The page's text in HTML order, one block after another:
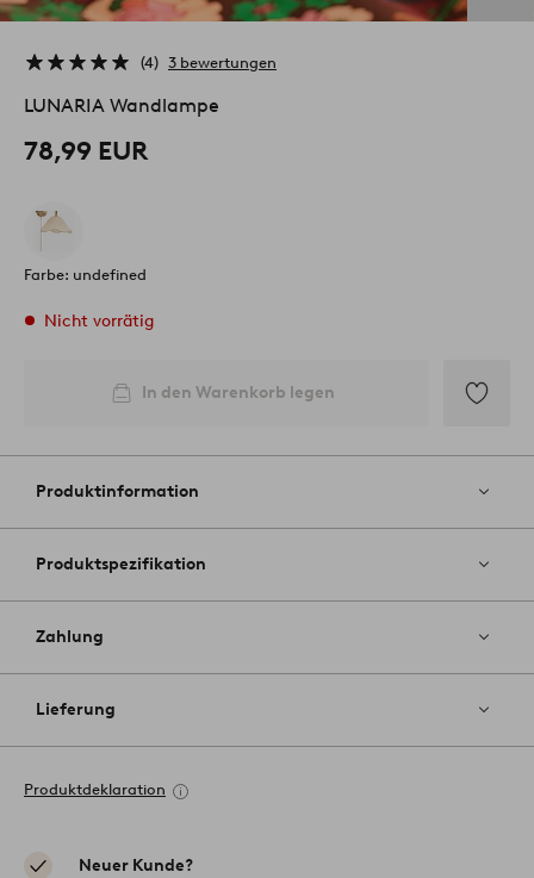
4 3 bewertungen
LUNARIA Wandlampe
78,99 EUR
Farbe: undefined
Nicht vorrätig
In den Warenkorb legen
Favoriten
Produktinformation
Produktspezifikation
Zahlung
Lieferung
Produktdeklaration
Neuer Kunde?